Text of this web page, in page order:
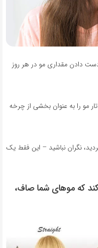
دادن مقداری مو در هر روز
به طور متوسط، بزرگسالان روزانه 50 تا 100 تار مو را به عنوان بخشی از چرخه
نگران نباشید – این فقط یک
که موهای شما صاف،